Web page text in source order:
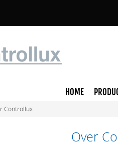
HOME
Controllux
Over